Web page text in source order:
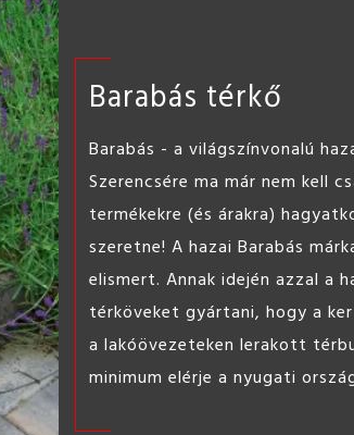
Barabás térkő
Barabás - a világszínvonalú
Szerencsére ma már nem kell
termékekre (és árakra)
szeretne! A hazai Barabás
elismert. Annak idején azzal a
térköveket gyártani, hogy a
a lakóövezeteken lerakott
minimum elérje a nyugati